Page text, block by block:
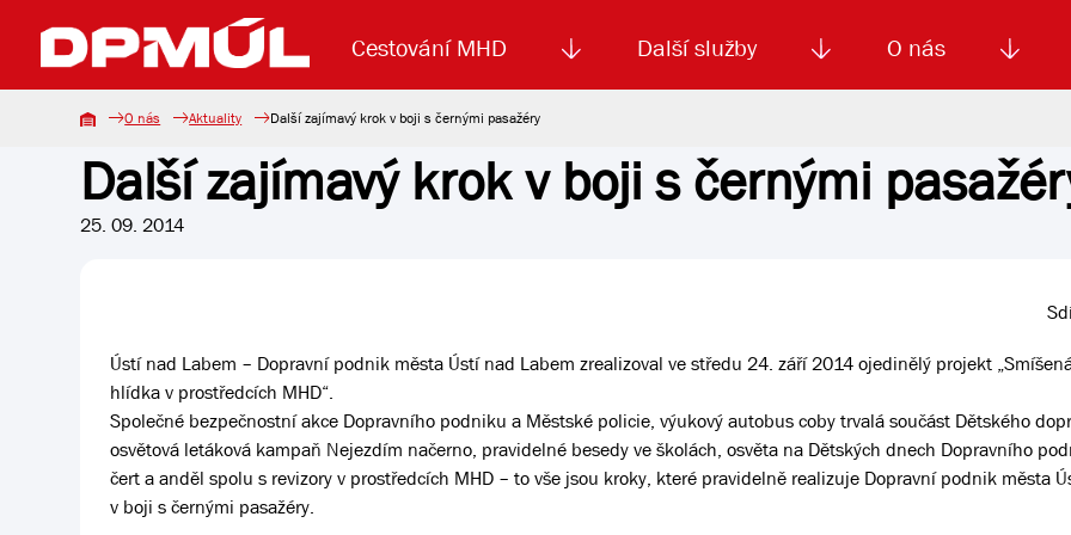
Cestování MHD
Uzavření mostu Dr. E. Beneše Koupit jízdenku Jízdné MHD El. jízdenka (EOS)
Další služby
Lanová dráha Reklama Smluvní doprava Autoškola
O nás
Základní údaje Aktuality Výběrová řízení Kariéra
O nás Aktuality Další zajímavý krok v boji s černými pasažéry
Další zajímavý krok v boji s černými
25. 09. 2014
Ústí nad Labem – Dopravní podnik města Ústí nad Labem zrealizoval ve středu 24. září 2014 ojedinělý projekt
hlídka v prostředcích MHD“.
Společné bezpečnostní akce Dopravního podniku a Městské policie, výukový autobus coby trvalá součást Dětského
osvětová letáková kampaň Nejezdím načerno, pravidelné besedy ve školách, osvěta na Dětských dnech Dopravního
čert a anděl spolu s revizory v prostředcích MHD – to vše jsou kroky, které pravidelně realizuje Dopravní podnik města
v boji s černými pasažéry.